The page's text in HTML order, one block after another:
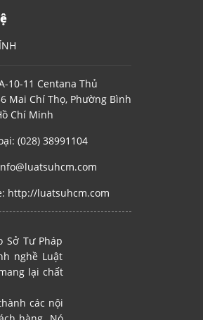
10-11 Centana Thủ
Mai Chí Thọ, Phường Bình
Chí Minh
(028) 38991104
http://luatsuhcm.com
Sở Tư Pháp
nghề Luật
lại chất
các nội